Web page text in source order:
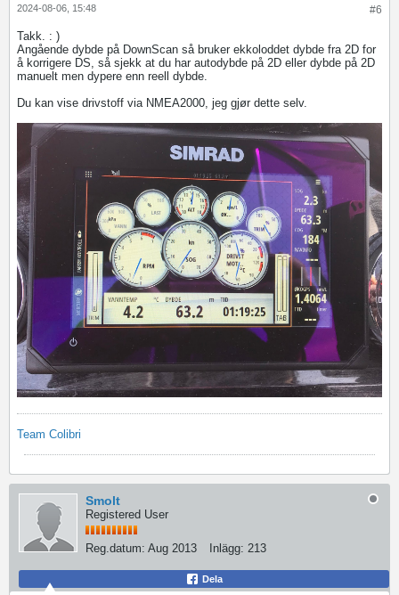
#6
2024-08-06, 15:48
Takk. : )
Angående dybde på DownScan så bruker ekkoloddet dybde fra 2D for
å korrigere DS, så sjekk at du har autodybde på 2D eller dybde på 2D
manuelt men dypere enn reell dybde.
Du kan vise drivstoff via NMEA2000, jeg gjør dette selv.
Team Colibri
Smolt
Registered User
Reg.datum: Aug 2013 Inlägg: 213
Dela